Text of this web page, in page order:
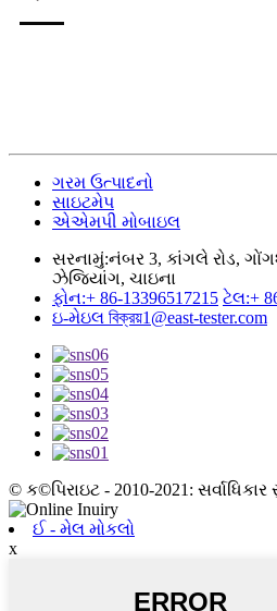
ગરમ ઉત્પાદનો
સાઇટમેપ
એએમપી મોબાઇલ
સરનામું:નંબર 3, કાંગલે રોડ,
ઝેજિયાંગ, ચાઇના
ફોન:+ 86-13396517215 ટેલ:+
ઇ-મેઇલ বিক্রয়1@east-tester.com
© ક©પિરાઇટ - 2010-2021: સર્વાધિકાર
ઈ - મેલ મોકલો
x